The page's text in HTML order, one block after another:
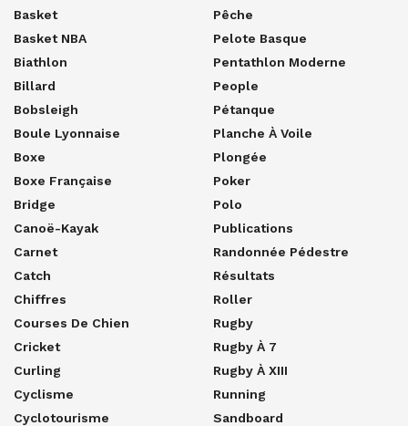
Basket
Basket NBA
Biathlon
Billard
Bobsleigh
Boule Lyonnaise
Boxe
Boxe Française
Bridge
Canoë-Kayak
Carnet
Catch
Chiffres
Courses De Chien
Cricket
Curling
Cyclisme
Cyclotourisme
Pêche
Pelote Basque
Pentathlon Moderne
People
Pétanque
Planche À Voile
Plongée
Poker
Polo
Publications
Randonnée Pédestre
Résultats
Roller
Rugby
Rugby À 7
Rugby À XIII
Running
Sandboard